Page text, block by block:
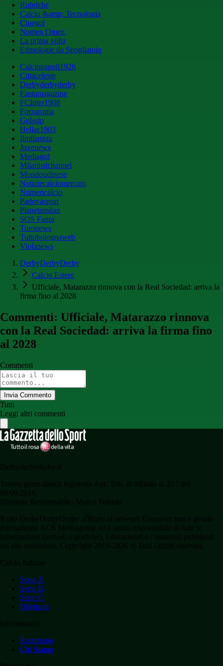
Rubriche
Calcio &amp; Tecnologia
Cinegol
Nomen Omen
La prima volta
Etimologie da Spogliatoio
Calcionapoli1926
Cittaceleste
Derbyderbyderby
Fantamagazine
FCInter1908
Forzaroma
Golssip
Hellas1903
Ilmilanista
Juvenews
Mediagol
Milanistichannel
Mondoudinese
Notiziecalciomercato
Numericalcio
Padovasport
Pianetamilan
SOS Fanta
Toronews
Tuttobolognaweb
Violanews
DerbyDerbyDerby
Calcio Estero
Ufficiale, Matarazzo rinnova con la Real Sociedad: arriva la
firma fino al 2028
Commenti: Ufficiale, Matarazzo rinnova
con la Real Sociedad: arriva la firma fino
al 2028
Commenti
Invia Commento
Tutti
Leggi altri commenti
Serie A
Serie B
Serie C
Dilettanti
Redazione
Chi Siamo